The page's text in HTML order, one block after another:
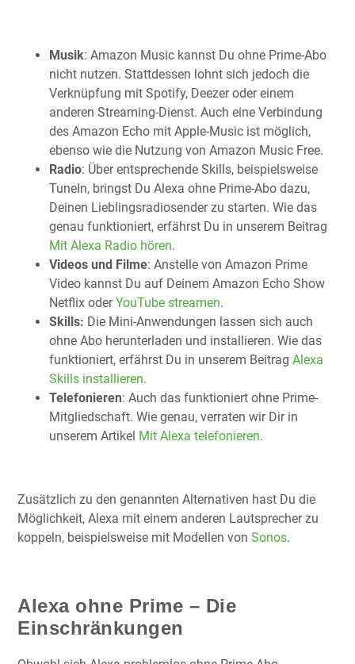
Musik: Amazon Music kannst Du ohne Prime-Abo
nicht nutzen. Stattdessen lohnt sich jedoch die
Verknüpfung mit Spotify, Deezer oder einem
anderen Streaming-Dienst. Auch eine Verbindung
des Amazon Echo mit Apple-Music ist möglich,
ebenso wie die Nutzung von Amazon Music Free.
Radio: Über entsprechende Skills, beispielsweise
TuneIn, bringst Du Alexa ohne Prime-Abo dazu,
Deinen Lieblingsradiosender zu starten. Wie das
genau funktioniert, erfährst Du in unserem Beitrag
Mit Alexa Radio hören.
Videos und Filme: Anstelle von Amazon Prime
Video kannst Du auf Deinem Amazon Echo Show
Netflix oderYouTube streamen.
Skills: Die Mini-Anwendungen lassen sich auch
ohne Abo herunterladen und installieren. Wie das
funktioniert, erfährst Du in unserem Beitrag Alexa
Skills installieren.
Telefonieren: Auch das funktioniert ohne Prime-
Mitgliedschaft. Wie genau, verraten wir Dir in
unserem Artikel Mit Alexa telefonieren.
Zusätzlich zu den genannten Alternativen hast Du die
Möglichkeit, Alexa mit einem anderen Lautsprecher zu
koppeln, beispielsweise mit Modellen von Sonos.
Alexa ohne Prime – Die
Einschränkungen